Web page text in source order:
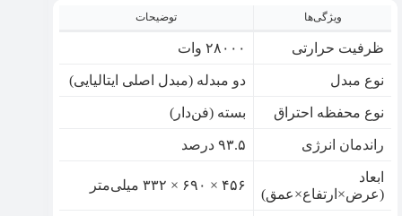
ویژگی‌ها توضیحات
ظرفیت حرارتی ۲۸۰۰۰ وات
نوع مبدل دو مبدله (مبدل اصلی ایتالیایی)
نوع محفظه احتراق بسته (فن‌دار)
راندمان انرژی ۹۳.۵ درصد
ابعاد
(عرض×ارتفاع×عمق)
۴۵۶ × ۶۹۰ × ۳۳۲ میلی‌متر